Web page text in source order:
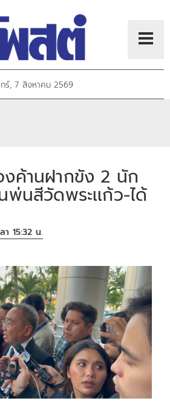
ร์, 7 สิงหาคม 2569
งค้านฝากขัง 2 นัก
นสีวัดพระเเก้ว-ได้
า 15:32 น.